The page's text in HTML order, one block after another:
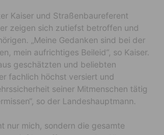
Kaiser und Straßenbaureferent
zeigen sich zutiefst betroffen und
„Meine Gedanken sind bei der
mein aufrichtiges Beileid“, so Kaiser.
geschätzten und beliebten
fachlich höchst versiert und
seiner Mitmenschen tätig
so der Landeshauptmann.
nur mich, sondern die gesamte